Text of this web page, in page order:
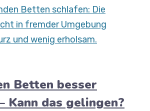
Betten besser
Kann das gelingen?